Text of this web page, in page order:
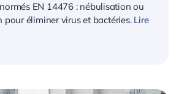
EN 14476 : nébulisation ou
pour éliminer virus et bactéries. Lire